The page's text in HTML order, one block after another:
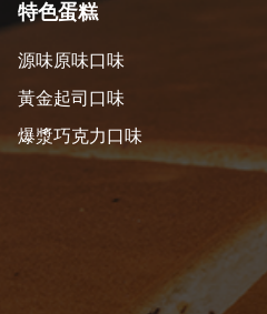
特色蛋糕
源味原味口味
黃金起司口味
爆漿巧克力口味